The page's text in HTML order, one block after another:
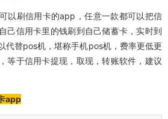
以刷信用卡的app，任意一款都可以把信
己信用卡里的钱刷到自己储蓄卡，实时到
代替pos机，堪称手机pos机，费率更低更
等于信用卡提现，取现，转账软件，建议
app